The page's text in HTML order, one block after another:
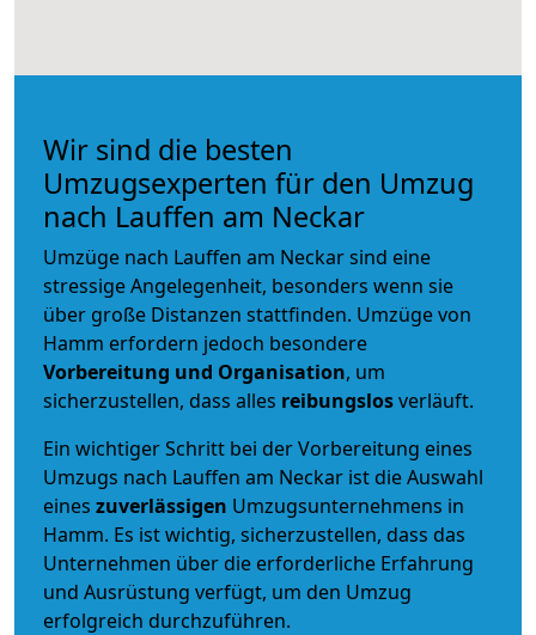
Wir sind die besten
Umzugsexperten für den Umzug
nach Lauffen am Neckar
Umzüge nach Lauffen am Neckar sind eine
stressige Angelegenheit, besonders wenn sie
über große Distanzen stattfinden. Umzüge von
Hamm erfordern jedoch besondere
Vorbereitung und Organisation, um
sicherzustellen, dass alles reibungslosverläuft.
Ein wichtiger Schritt bei der Vorbereitung eines
Umzugs nach Lauffen am Neckar ist die Auswahl
eines zuverlässigen Umzugsunternehmens in
Hamm. Es ist wichtig, sicherzustellen, dass das
Unternehmen über die erforderliche Erfahrung
und Ausrüstung verfügt, um den Umzug
erfolgreich durchzuführen.